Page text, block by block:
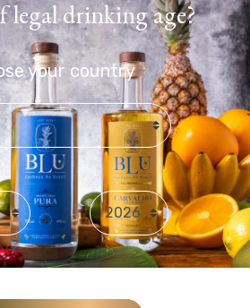
legal drinking age?
your country
Year